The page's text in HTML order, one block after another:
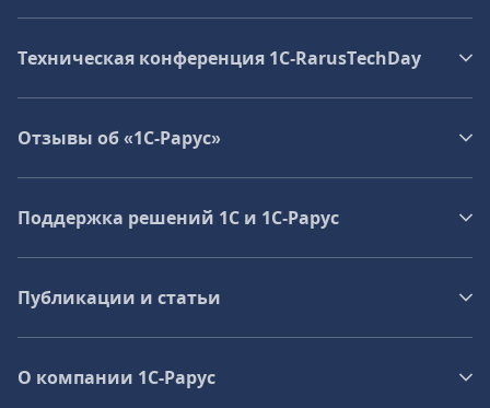
Техническая конференция 1C‑RarusTechDay
Отзывы об «1С-Рарус»
Поддержка решений 1С и 1С‑Рарус
Публикации и статьи
О компании 1C-Рарус